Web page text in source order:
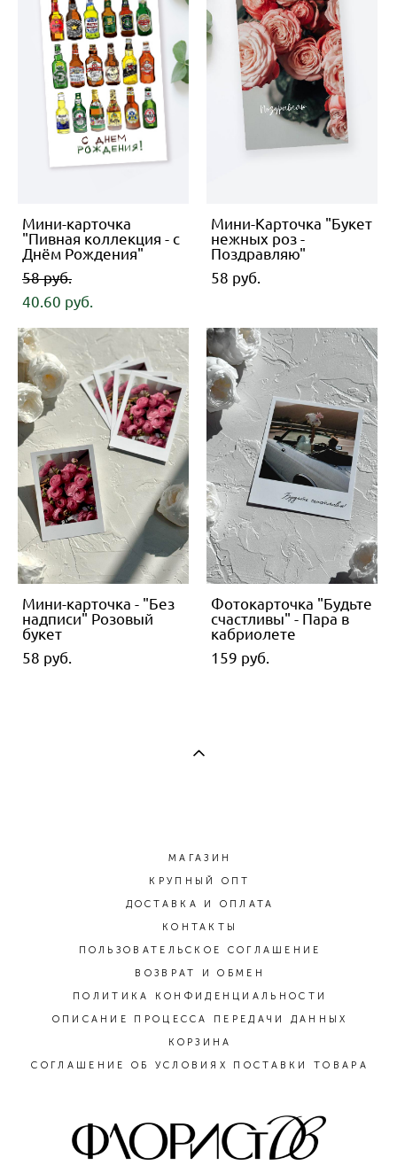
Мини-карточка
"Пивная коллекция - с
Днём Рождения"
58 pуб.
40.60 pуб.
Мини-Карточка "Букет
нежных роз -
Поздравляю"
58 pуб.
Мини-карточка - "Без
надписи" Розовый
букет
58 pуб.
Фотокарточка "Будьте
счастливы" - Пара в
кабриолете
159 pуб.
МАГАЗИН
КРУПНЫЙ ОПТ
ДОСТАВКА И ОПЛАТА
КОНТАКТЫ
ПОЛЬЗОВАТЕЛЬСКОЕ СОГЛАШЕНИЕ
ВОЗВРАТ И ОБМЕН
ПОЛИТИКА КОНФИДЕНЦИАЛЬНОСТИ
ОПИСАНИЕ ПРОЦЕССА ПЕРЕДАЧИ ДАННЫХ
КОРЗИНА
СОГЛАШЕНИЕ ОБ УСЛОВИЯХ ПОСТАВКИ ТОВАРА